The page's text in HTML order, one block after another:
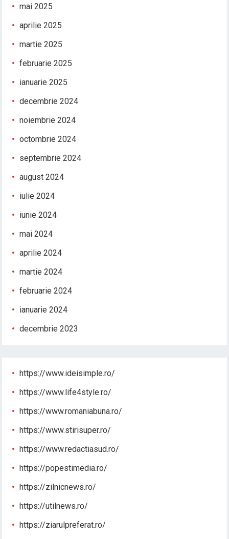
mai 2025
aprilie 2025
martie 2025
februarie 2025
ianuarie 2025
decembrie 2024
noiembrie 2024
octombrie 2024
septembrie 2024
august 2024
iulie 2024
iunie 2024
mai 2024
aprilie 2024
martie 2024
februarie 2024
ianuarie 2024
decembrie 2023
https://www.ideisimple.ro/
https://www.life4style.ro/
https://www.romaniabuna.ro/
https://www.stirisuper.ro/
https://www.redactiasud.ro/
https://popestimedia.ro/
https://zilnicnews.ro/
https://utilnews.ro/
https://ziarulpreferat.ro/